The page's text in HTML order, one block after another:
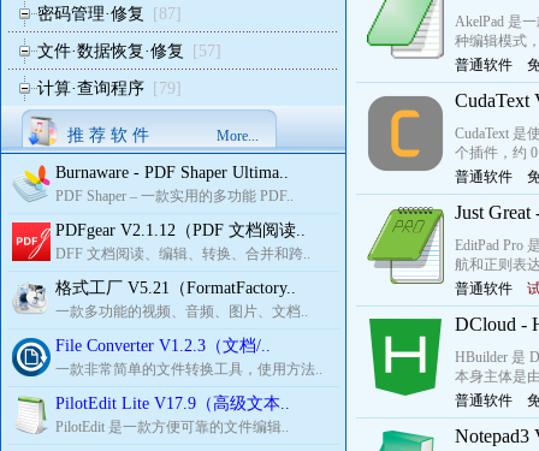
密码管理·修复 [87]
文件·数据恢复·修复 [57]
计算·查询程序 [79]
推 荐 软 件 More...
Burnaware - PDF Shaper Ultima..
PDF Shaper – 一款实用的多功能 PDF..
PDFgear V2.1.12（PDF 文档阅读..
DFF 文档阅读、编辑、转换、合并和跨..
格式工厂 V5.21（FormatFactory..
一款多功能的视频、音频、图片、文档..
File Converter V1.2.3（文档/..
一款非常简单的文件转换工具，使用方法..
PilotEdit Lite V17.9（高级文本..
PilotEdit 是一款方便可靠的文件编辑..
AkelPad 是
种编辑模式
普通软件
CudaText 是
个插件，约
普通软件
Just
EditPad Pro
航和正则表
普通软件
DCloud -
HBuilder 是
本身主体是
普通软件